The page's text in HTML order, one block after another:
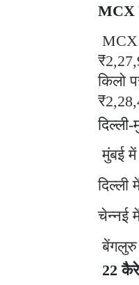
MCX
MCX
किलो
मुंबई में
दिल्ली
चेन्नई
बेंगलुरु
22